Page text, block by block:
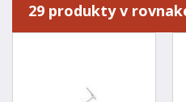
29 produkty v